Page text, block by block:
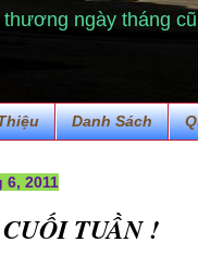
ngày tháng
Danh Sách
6, 2011
TUẦN !